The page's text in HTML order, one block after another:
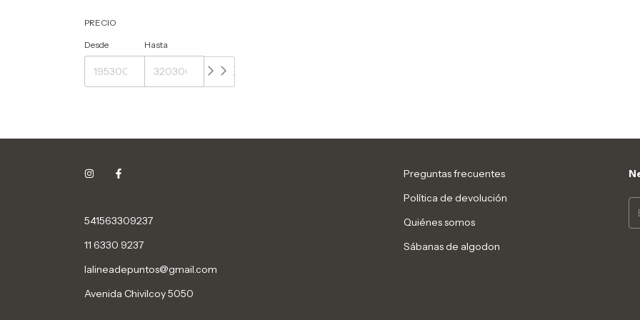
PRECIO
Desde Hasta
541563309237
11 6330 9237
lalineadepuntos@gmail.com
Avenida Chivilcoy 5050
Preguntas frecuentes
Política de devolución
Quiénes somos
Sábanas de algodon